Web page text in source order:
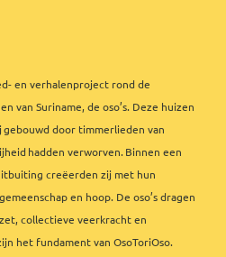
en verhalenproject rond de
van Suriname, de oso’s. Deze huizen
gebouwd door timmerlieden van
hadden verworven. Binnen een
creëerden zij met hun
en hoop. De oso’s dragen
collectieve veerkracht en
het fundament van OsoToriOso.